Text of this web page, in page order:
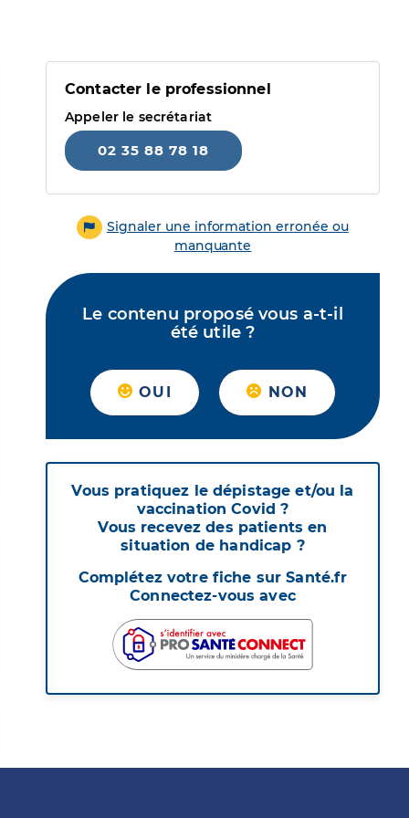
Contacter le professionnel
Appeler le secrétariat
02 35 88 78 18
Signaler une information erronée ou
manquante
Le contenu proposé vous a-t-il
été utile ?
OUI NON
Vous pratiquez le dépistage et/ou la
vaccination Covid ?
Vous recevez des patients en
situation de handicap ?
Complétez votre fiche sur Santé.fr
Connectez-vous avec